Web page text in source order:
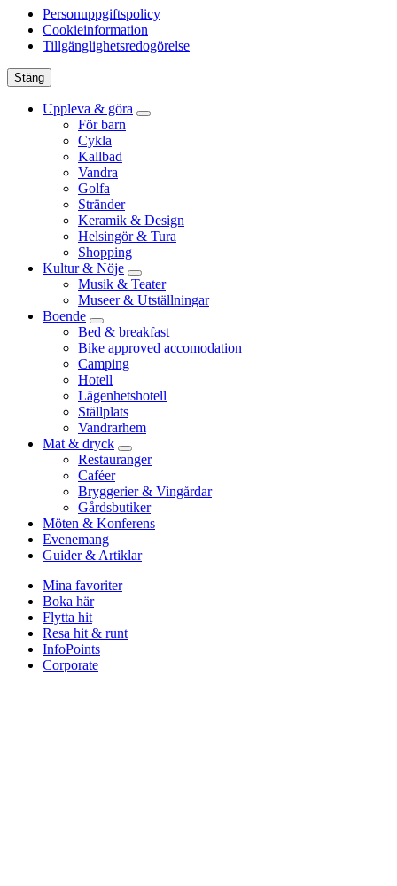
Personuppgiftspolicy
Cookieinformation
Tillgänglighetsredogörelse
Stäng
Uppleva & göra
För barn
Cykla
Kallbad
Vandra
Golfa
Stränder
Keramik & Design
Helsingör & Tura
Shopping
Kultur & Nöje
Musik & Teater
Museer & Utställningar
Boende
Bed & breakfast
Bike approved accomodation
Camping
Hotell
Lägenhetshotell
Ställplats
Vandrarhem
Mat & dryck
Restauranger
Caféer
Bryggerier & Vingårdar
Gårdsbutiker
Möten & Konferens
Evenemang
Guider & Artiklar
Mina favoriter
Boka här
Flytta hit
Resa hit & runt
InfoPoints
Corporate